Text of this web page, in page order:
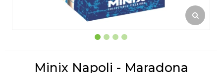
Minix Napoli - Maradona